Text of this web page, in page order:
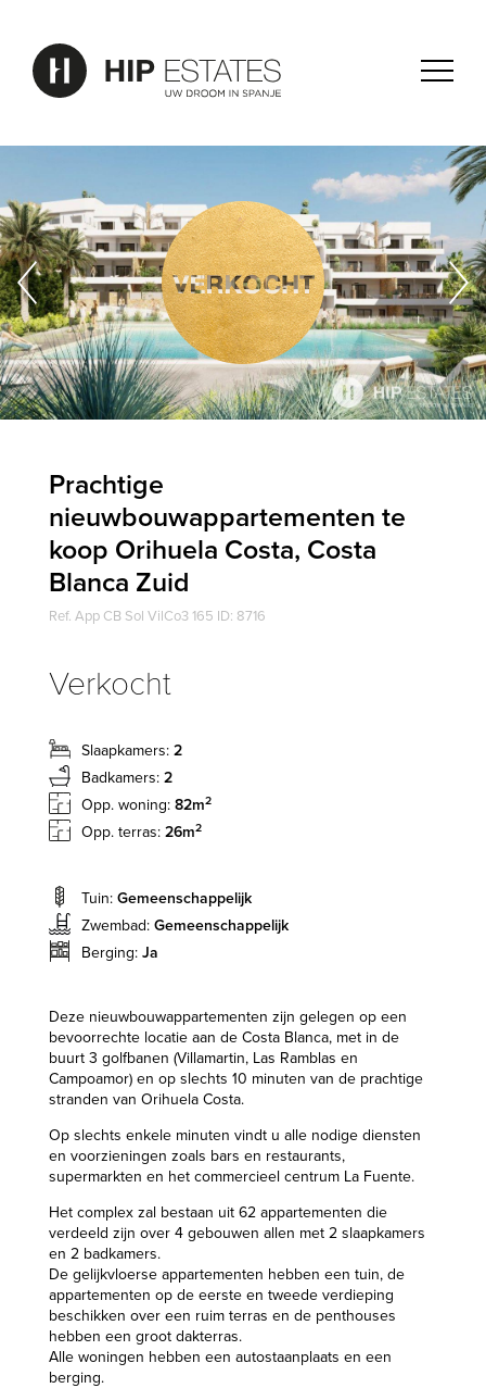
Prachtige
nieuwbouwappartementen te
koop Orihuela Costa, Costa
Blanca Zuid
Ref. App CB Sol VilCo3 165 ID: 8716
Verkocht
Slaapkamers: 2
Badkamers: 2
Opp. woning: 82m2
Opp. terras: 26m2
Tuin: Gemeenschappelijk
Zwembad: Gemeenschappelijk
Berging: Ja
Deze nieuwbouwappartementen zijn gelegen op een
bevoorrechte locatie aan de Costa Blanca, met in de
buurt 3 golfbanen (Villamartin, Las Ramblas en
Campoamor) en op slechts 10 minuten van de prachtige
stranden van Orihuela Costa.
Op slechts enkele minuten vindt u alle nodige diensten
en voorzieningen zoals bars en restaurants,
supermarkten en het commercieel centrum La Fuente.
Het complex zal bestaan uit 62 appartementen die
verdeeld zijn over 4 gebouwen allen met 2 slaapkamers
en 2 badkamers.
De gelijkvloerse appartementen hebben een tuin, de
appartementen op de eerste en tweede verdieping
beschikken over een ruim terras en de penthouses
hebben een groot dakterras.
Alle woningen hebben een autostaanplaats en een
berging.